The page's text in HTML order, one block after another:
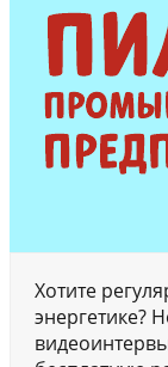
Хотите
энергетике?